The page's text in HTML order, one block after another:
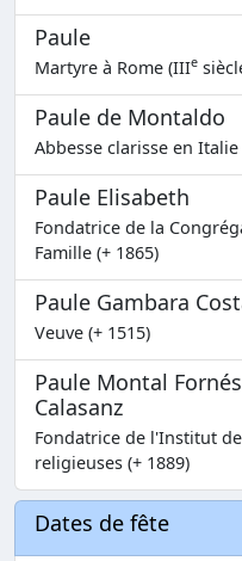
Paule
Martyre à Rome (IIIe
Paule de Montaldo
Abbesse clarisse en Italie
Paule Elisabeth
Fondatrice de la
Famille (+ 1865)
Paule Gambara
Veuve (+ 1515)
Paule Montal
Calasanz
Fondatrice de l'Institut
religieuses (+ 1889)
Dates de fête